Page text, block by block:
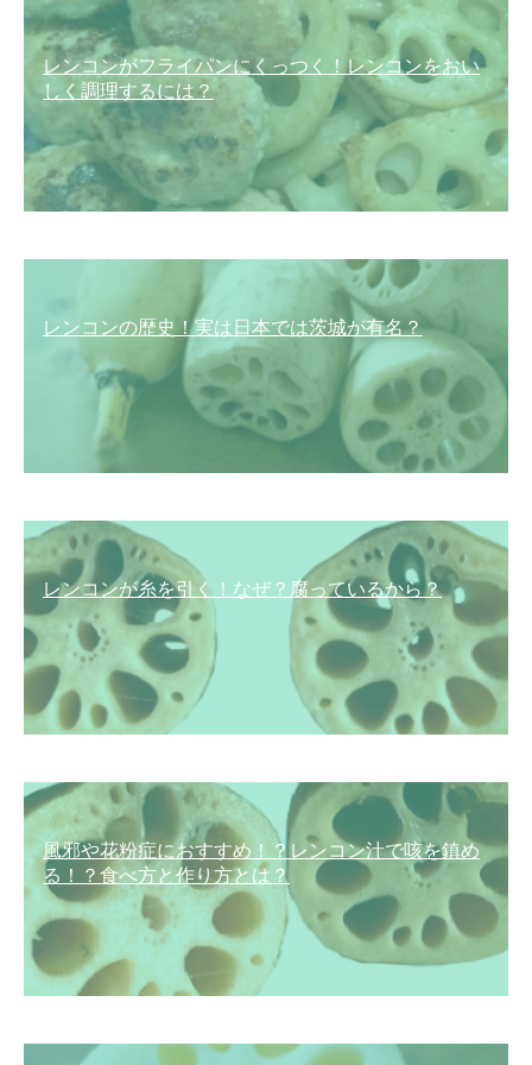
レンコンがフライパンにくっつく！レンコンをおい
しく調理するには？
レンコンの歴史！実は日本では茨城が有名？
レンコンが糸を引く！なぜ？腐っているから？
風邪や花粉症におすすめ！？レンコン汁で咳を鎮め
る！？食べ方と作り方とは？